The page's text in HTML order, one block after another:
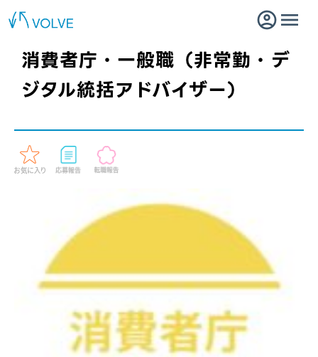
消費者庁・一般職（非常勤・デ
ジタル統括アドバイザー）